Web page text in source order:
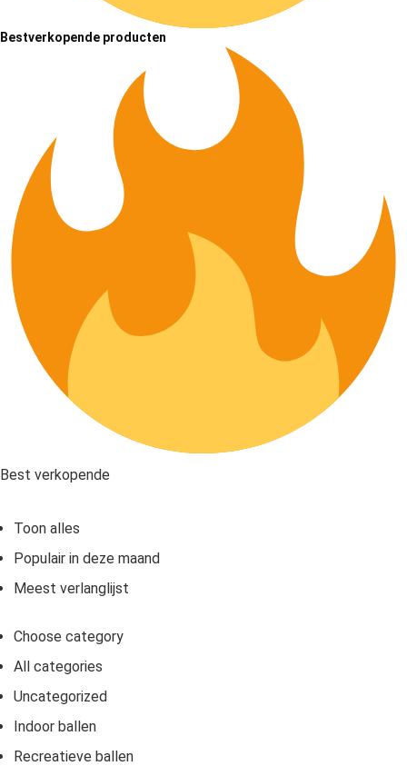
Bestverkopende producten
Best verkopende
Toon alles
Populair in deze maand
Meest verlanglijst
Choose category
All categories
Uncategorized
Indoor ballen
Recreatieve ballen